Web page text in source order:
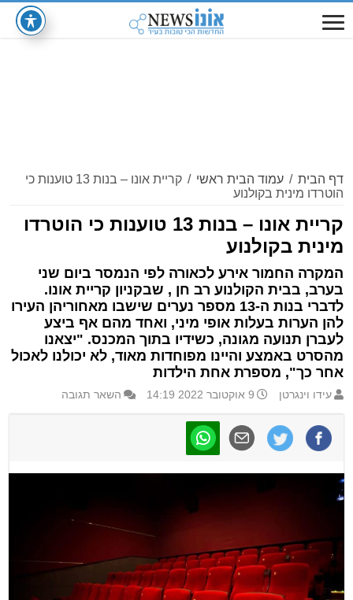
דף הבית / עמוד הבית ראשי /
קריית אונו – בנות 13 טוענות כי
הוטרדו מינית בקולנוע
קריית אונו – בנות 13 טוענות כי הוטרדו
מינית בקולנוע
המקרה החמור אירע לכאורה לפי הנמסר ביום שני
בערב, בבית הקולנוע רב חן , שבקניון קריית אונו.
לדברי בנות ה-13 מספר נערים שישבו מאחוריהן העירו
להן הערות בעלות אופי מיני, ואחד מהם אף ביצע
לעברן תנועה מגונה, כשידיו בתוך המכנס. "יצאנו
מהסרט באמצע והיינו מפוחדות מאוד, לא יכולנו לאכול
אחר כך", מספרת אחת הילדות
עידו וינגרטן 9 אוקטובר 2022 14:19 השאר תגובה